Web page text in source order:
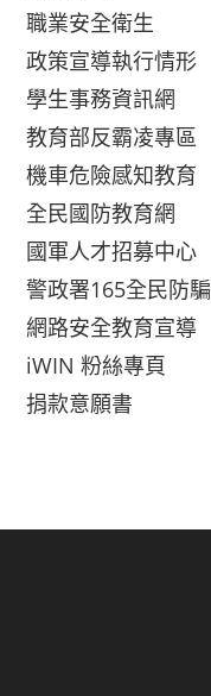
職業安全衛生
政策宣導執行情形
學生事務資訊網
教育部反霸凌專區
機車危險感知教育
全民國防教育網
國軍人才招募中心
警政署165全民防騙
網路安全教育宣導
iWIN 粉絲專頁
捐款意願書